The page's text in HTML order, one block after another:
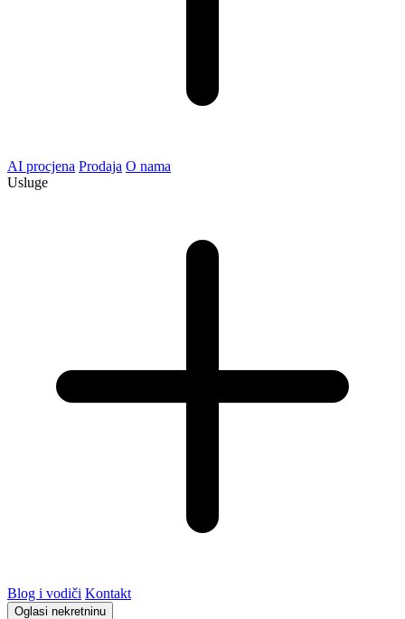
AI procjena Prodaja O nama
Usluge
Blog i vodiči Kontakt
Oglasi nekretninu